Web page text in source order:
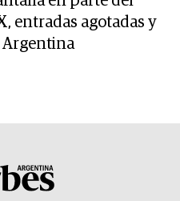
entradas agotadas y
Argentina